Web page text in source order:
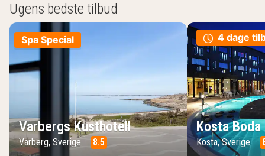
Ugens bedste tilbud
Spa Special
Varbergs Kusthotell
Varberg, Sverige 8.5
4 dage
Kosta
Kosta, Sverige